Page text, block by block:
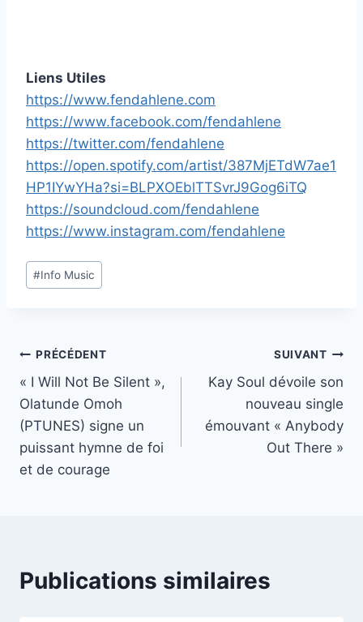
Liens Utiles
https://www.fendahlene.com
https://www.facebook.com/fendahlene
https://twitter.com/fendahlene
https://open.spotify.com/artist/387MjETdW7ae1
HP1IYwYHa?si=BLPXOEblTTSvrJ9Gog6iTQ
https://soundcloud.com/fendahlene
https://www.instagram.com/fendahlene
Étiquettes
de
#Info Music
Navigation
de
l’article
PRÉCÉDENT
« I Will Not Be Silent »,
Olatunde Omoh
(PTUNES) signe un
puissant hymne de foi
et de courage
SUIVANT
Kay Soul dévoile son
nouveau single
émouvant « Anybody
Out There »
Publications similaires